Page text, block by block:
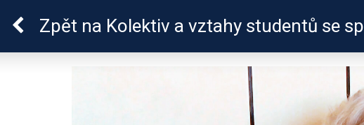
ADHD
Zpět na Kolektiv a vztahy studentů se